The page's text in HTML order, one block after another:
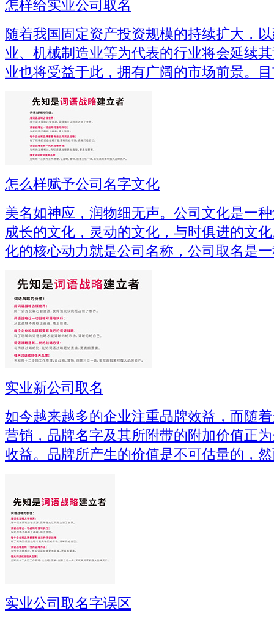
怎样给实业公司取名
随着我国固定资产投资规模的持续扩大，
业、机械制造业等为代表的行业将会延续
业也将受益于此，拥有广阔的市场前景。
怎么样赋予公司名字文化
美名如神应，润物细无声。公司文化是一
成长的文化，灵动的文化，与时俱进的文
化的核心动力就是公司名称，公司取名是
实业新公司取名
如今越来越多的企业注重品牌效益，而随
营销，品牌名字及其所附带的附加价值正
收益。品牌所产生的价值是不可估量的，
实业公司取名字误区